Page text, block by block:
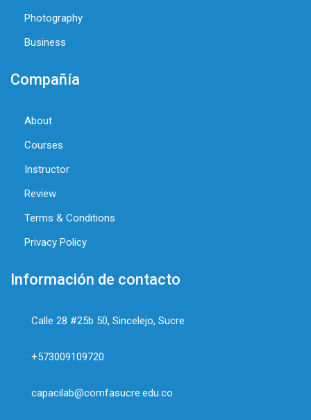
Photography
Business
Compañía
About
Courses
Instructor
Review
Terms & Conditions
Privacy Policy
Información de contacto
Calle 28 #25b 50, Sincelejo, Sucre
+573009109720
capacilab@comfasucre.edu.co